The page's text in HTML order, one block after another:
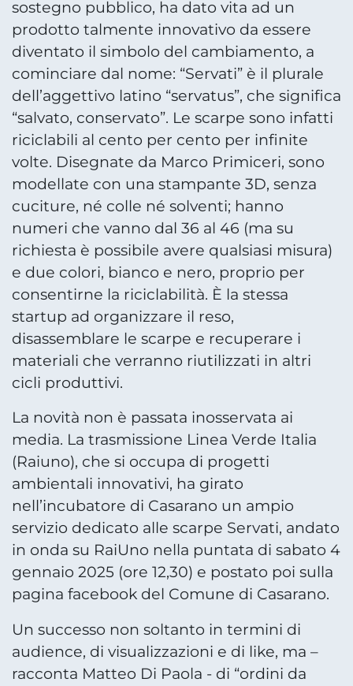
sostegno pubblico, ha dato vita ad un
prodotto talmente innovativo da essere
diventato il simbolo del cambiamento, a
cominciare dal nome: “Servati” è il plurale
dell’aggettivo latino “servatus”, che significa
“salvato, conservato”. Le scarpe sono infatti
riciclabili al cento per cento per infinite
volte. Disegnate da Marco Primiceri, sono
modellate con una stampante 3D, senza
cuciture, né colle né solventi; hanno
numeri che vanno dal 36 al 46 (ma su
richiesta è possibile avere qualsiasi misura)
e due colori, bianco e nero, proprio per
consentirne la riciclabilità. È la stessa
startup ad organizzare il reso,
disassemblare le scarpe e recuperare i
materiali che verranno riutilizzati in altri
cicli produttivi.
La novità non è passata inosservata ai
media. La trasmissione Linea Verde Italia
(Raiuno), che si occupa di progetti
ambientali innovativi, ha girato
nell’incubatore di Casarano un ampio
servizio dedicato alle scarpe Servati, andato
in onda su RaiUno nella puntata di sabato 4
gennaio 2025 (ore 12,30) e postato poi sulla
pagina facebook del Comune di Casarano.
Un successo non soltanto in termini di
audience, di visualizzazioni e di like, ma –
racconta Matteo Di Paola - di “ordini da